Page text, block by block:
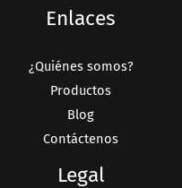
Enlaces
¿Quiénes somos?
Productos
Blog
Contáctenos
Legal